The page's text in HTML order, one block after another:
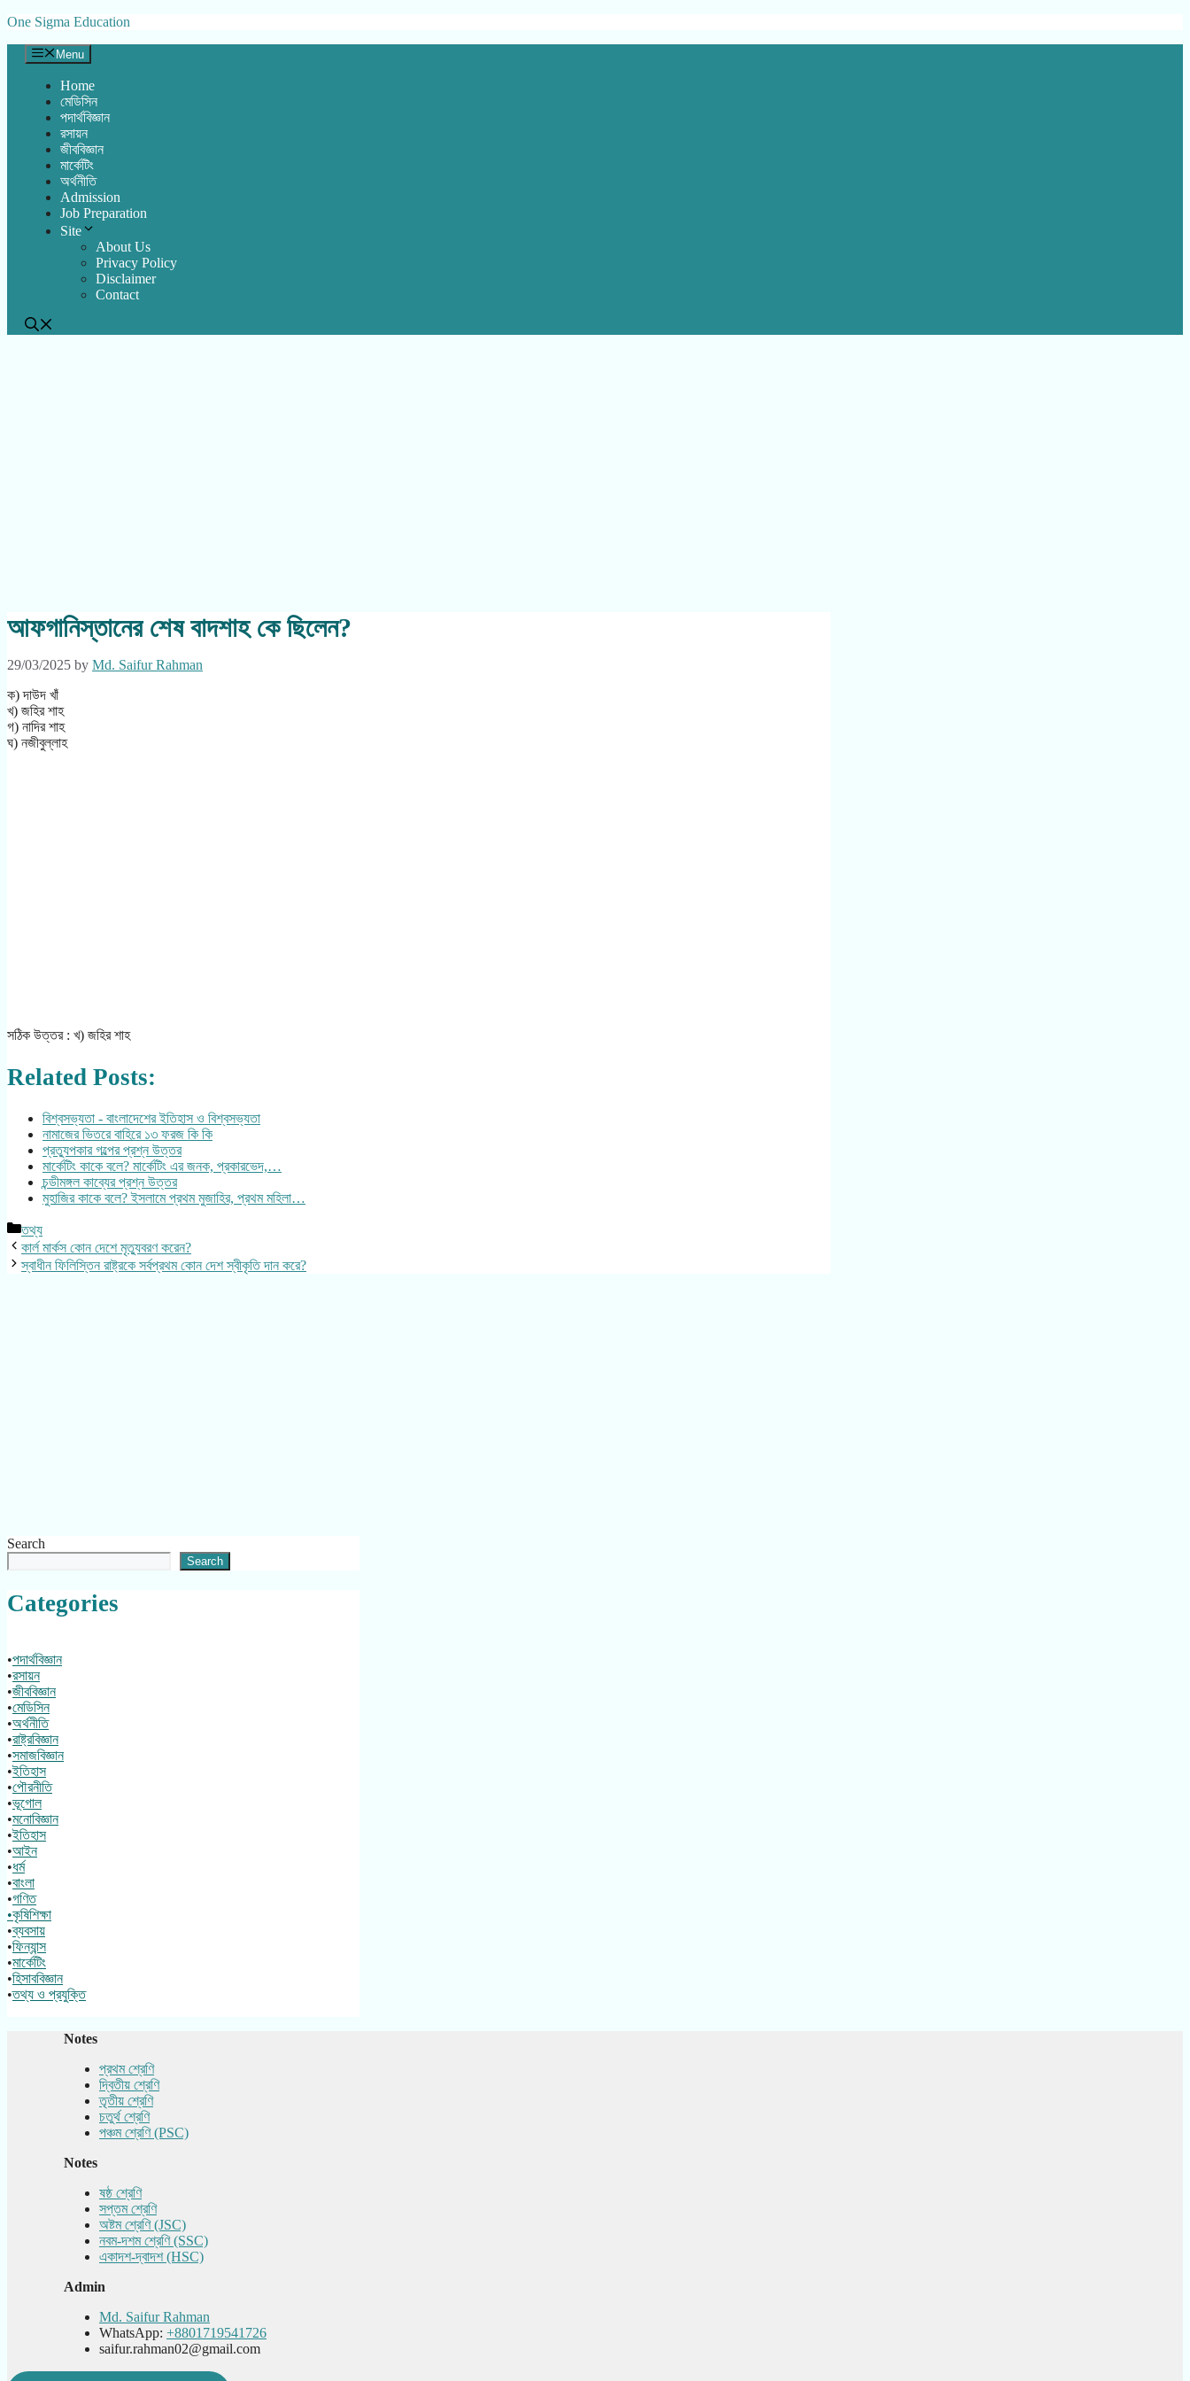
Skip
content
One Sigma Education
Menu
Home
মেডিসিন
পদার্থবিজ্ঞান
রসায়ন
জীববিজ্ঞান
মার্কেটিং
অর্থনীতি
Admission
Job Preparation
Site
About Us
Privacy Policy
Disclaimer
Contact
আফগানিস্তানের শেষ বাদশাহ কে ছিলেন?
29/03/2025 by Md. Saifur Rahman
ক) দাউদ খাঁ
খ) জহির শাহ
গ) নাদির শাহ
ঘ) নজীবুল্লাহ
সঠিক উত্তর : খ) জহির শাহ
Related Posts:
বিশ্বসভ্যতা - বাংলাদেশের ইতিহাস ও বিশ্বসভ্যতা
নামাজের ভিতরে বাহিরে ১৩ ফরজ কি কি
প্রত্যুপকার গল্পের প্রশ্ন উত্তর
মার্কেটিং কাকে বলে? মার্কেটিং এর জনক, প্রকারভেদ,…
চন্ডীমঙ্গল কাব্যের প্রশ্ন উত্তর
মুহাজির কাকে বলে? ইসলামে প্রথম মুজাহির, প্রথম মহিলা…
Categories
তথ্য
কার্ল মার্কস কোন দেশে মৃত্যুবরণ করেন?
স্বাধীন ফিলিস্তিন রাষ্ট্রকে সর্বপ্রথম কোন দেশ স্বীকৃতি দান করে?
Search
Search
Categories
•পদার্থবিজ্ঞান
•রসায়ন
•জীববিজ্ঞান
•মেডিসিন
•অর্থনীতি
•রাষ্ট্রবিজ্ঞান
•সমাজবিজ্ঞান
•ইতিহাস
•পৌরনীতি
•ভূগোল
•মনোবিজ্ঞান
•ইতিহাস
•আইন
•ধর্ম
•বাংলা
•গণিত
•কৃষিশিক্ষা
•ব্যবসায়
•ফিন্যান্স
•মার্কেটিং
•হিসাববিজ্ঞান
•তথ্য ও প্রযুক্তি
Notes
প্রথম শ্রেণি
দ্বিতীয় শ্রেণি
তৃতীয় শ্রেণি
চতুর্থ শ্রেণি
পঞ্চম শ্রেণি (PSC)
Notes
ষষ্ঠ শ্রেণি
সপ্তম শ্রেণি
অষ্টম শ্রেণি (JSC)
নবম-দশম শ্রেণি (SSC)
একাদশ-দ্বাদশ (HSC)
Admin
Md. Saifur Rahman
WhatsApp: +8801719541726
saifur.rahman02@gmail.com